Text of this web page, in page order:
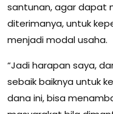
santunan, agar dapat
diterimanya, untuk
menjadi modal usaha.
“Jadi harapan saya,
sebaik baiknya untuk
dana ini, bisa